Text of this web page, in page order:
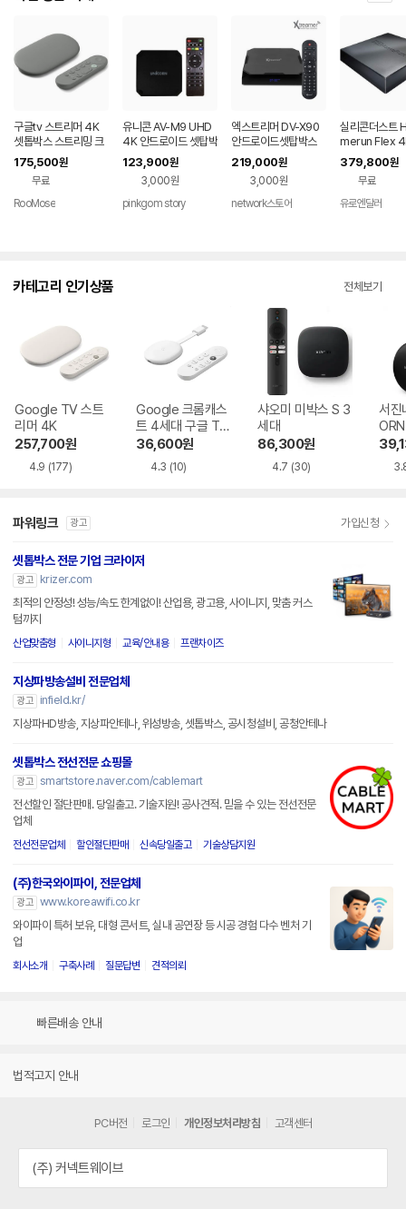
구글tv 스트리머 4K
셋톱박스 스트리밍 크
롬 캐스트 미국직구 회
색 32 GB 5세대
175,500원
무료
RooMose
유니콘 AV-M9 UHD
4K 안드로이드 셋탑박
스
123,900원
3,000원
pinkgom story
엑스트리머 DV-X90
안드로이드셋탑박스
UHD 4K 60Hz 디빅
스플레이어 4G+64
219,000원
3,000원
network스토어
실리콘더스트
merun Flex
셋톱박스
379,800원
무료
유로엔달러
카테고리 인기상품 전체보기
Google TV 스트
리머 4K
257,700원
4.9 (177)
Google 크롬캐스
트 4세대 구글 TV
4K
36,600원
4.3 (10)
샤오미 미박스 S 3
세대
86,300원
4.7 (30)
서진
y K9
파워링크 광고 가입신청
셋톱박스 전문 기업 크라이저
광고
krizer.com
최적의 안정성! 성능/속도 한계없이! 산업용, 광고용, 사이니지, 맞춤 커스
텀까지
산업맞춤형 사이니지형 교육/안내용 프랜차이즈
지상파방송설비 전문업체
광고
infield.kr/
지상파HD방송, 지상파안테나, 위성방송, 셋톱박스, 공시청설비, 공청안테나
셋톱박스 전선전문 쇼핑몰
광고 smartstore.naver.com/cablemart
전선할인 절단판매. 당일출고. 기술지원! 공사견적. 믿을 수 있는 전선전문
업체
전선전문업체 할인절단판매 신속당일출고 기술상담지원
(주)한국와이파이, 전문업체
광고 www.koreawifi.co.kr
와이파이 특허 보유, 대형 콘서트, 실내 공연장 등 시공 경험 다수 벤처 기
업
회사소개 구축사례 질문답변 견적의뢰
빠른배송 안내
법적고지 안내
PC버전 로그인 개인정보처리방침 고객센터
(주) 커넥트웨이브